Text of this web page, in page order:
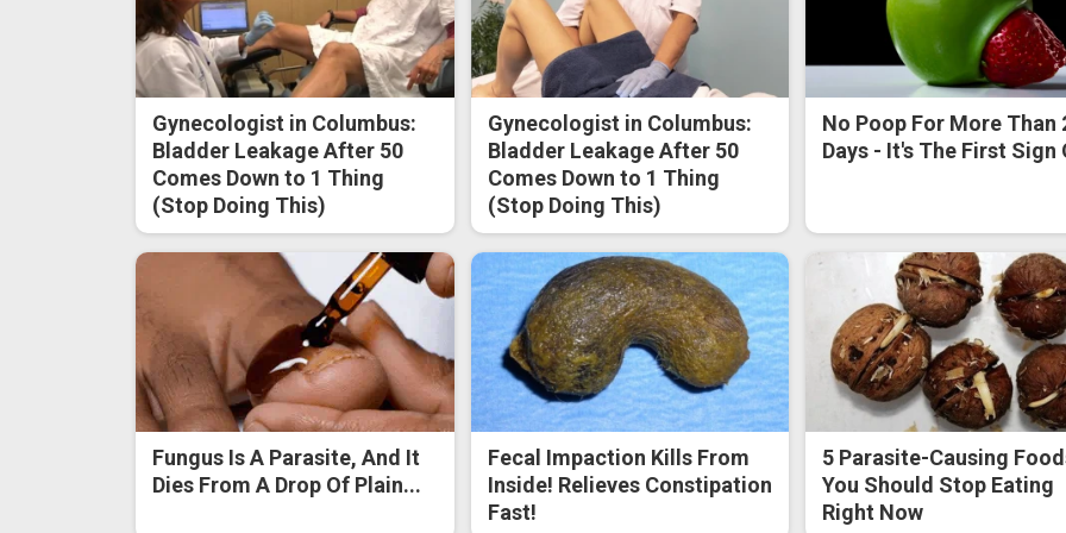
Gynecologist in Columbus:
Bladder Leakage After 50
Comes Down to 1 Thing
(Stop Doing This)
Gynecologist in Columbus:
Bladder Leakage After 50
Comes Down to 1 Thing
(Stop Doing This)
No Poop For More Than
Days - It's The First Sign
Fungus Is A Parasite, And It
Dies From A Drop Of Plain...
Fecal Impaction Kills From
Inside! Relieves Constipation
Fast!
5 Parasite-Causing
You Should Stop Eating
Right Now